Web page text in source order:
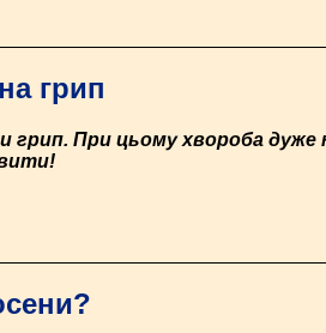
грип
При цьому хвороба дуже